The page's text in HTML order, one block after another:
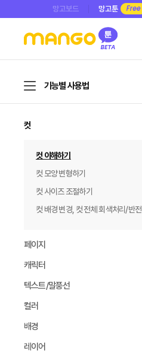
망고보드 망고툰
기능별 사용법
컷
컷 이해하기
컷 모양 변형하기
컷 사이즈 조절하기
컷 배경 변경, 컷 전체 회색처리/반전
페이지
캐릭터
텍스트/말풍선
컬러
배경
레이어